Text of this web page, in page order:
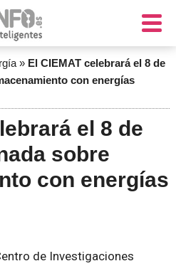
» El CIEMAT celebrará el 8 de
con energías
el 8 de
sobre
con energías
de Investigaciones